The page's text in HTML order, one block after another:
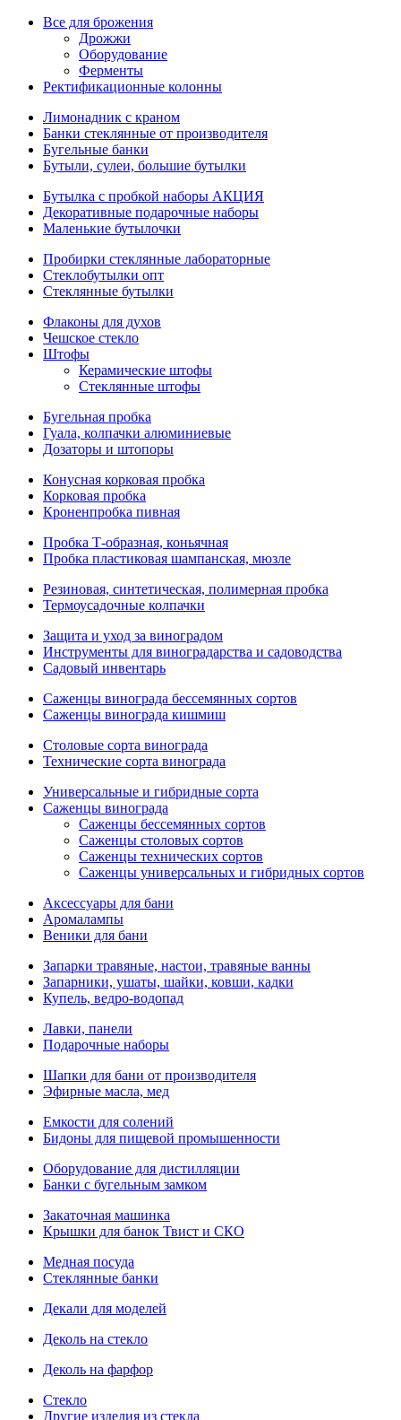
Все для брожения
Дрожжи
Оборудование
Ферменты
Ректификационные колонны
Лимонадник с краном
Банки стеклянные от производителя
Бугельные банки
Бутыли, сулеи, большие бутылки
Бутылка с пробкой наборы АКЦИЯ
Декоративные подарочные наборы
Маленькие бутылочки
Пробирки стеклянные лабораторные
Стеклобутылки опт
Стеклянные бутылки
Флаконы для духов
Чешское стекло
Штофы
Керамические штофы
Стеклянные штофы
Бугельная пробка
Гуала, колпачки алюминиевые
Дозаторы и штопоры
Конусная корковая пробка
Корковая пробка
Кроненпробка пивная
Пробка Т-образная, коньячная
Пробка пластиковая шампанская, мюзле
Резиновая, синтетическая, полимерная пробка
Термоусадочные колпачки
Защита и уход за виноградом
Инструменты для виноградарства и садоводства
Садовый инвентарь
Саженцы винограда бессемянных сортов
Саженцы винограда кишмиш
Столовые сорта винограда
Технические сорта винограда
Универсальные и гибридные сорта
Саженцы винограда
Саженцы бессемянных сортов
Саженцы столовых сортов
Саженцы технических сортов
Саженцы универсальных и гибридных сортов
Аксессуары для бани
Аромалампы
Веники для бани
Запарки травяные, настои, травяные ванны
Запарники, ушаты, шайки, ковши, кадки
Купель, ведро-водопад
Лавки, панели
Подарочные наборы
Шапки для бани от производителя
Эфирные масла, мед
Емкости для солений
Бидоны для пищевой промышенности
Оборудование для дистилляции
Банки с бугельным замком
Закаточная машинка
Крышки для банок Твист и СКО
Медная посуда
Стеклянные банки
Декали для моделей
Деколь на стекло
Деколь на фарфор
Стекло
Другие изделия из стекла